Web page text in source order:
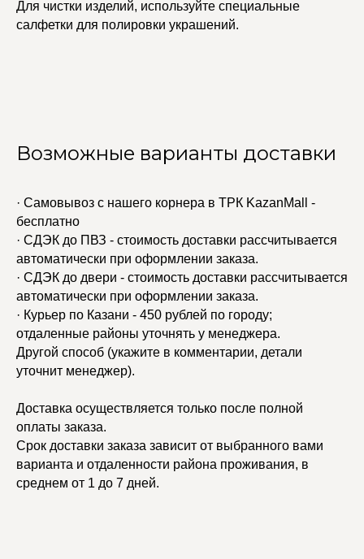
Для чистки изделий, используйте специальные
салфетки для полировки украшений.
Возможные варианты доставки
· Самовывоз с нашего корнера в ТРК KazanMall -
бесплатно
· СДЭК до ПВЗ - стоимость доставки рассчитывается
автоматически при оформлении заказа.
· СДЭК до двери - стоимость доставки рассчитывается
автоматически при оформлении заказа.
· Курьер по Казани - 450 рублей по городу;
отдаленные районы уточнять у менеджера.
Другой способ (укажите в комментарии, детали
уточнит менеджер).
Доставка осуществляется только после полной
оплаты заказа.
Срок доставки заказа зависит от выбранного вами
варианта и отдаленности района проживания, в
среднем от 1 до 7 дней.